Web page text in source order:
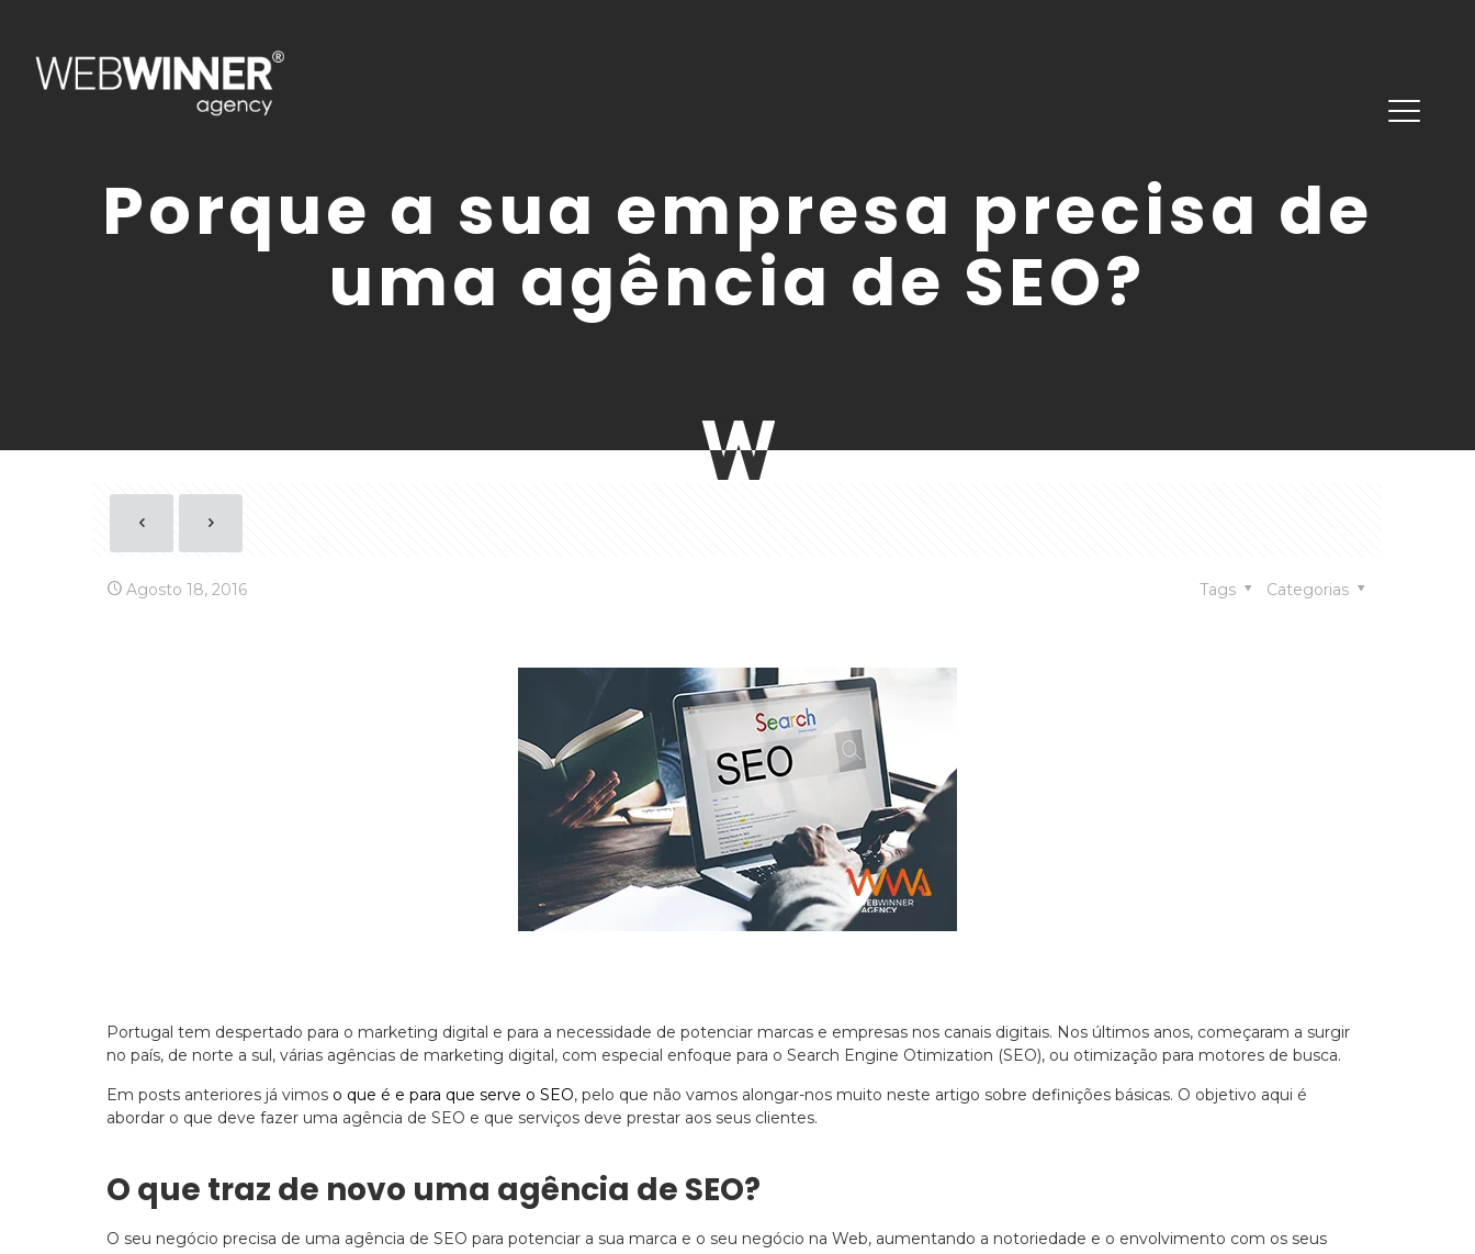
Porque a sua empresa precisa de
uma agência de SEO?
Agosto 18, 2016 Categorias
Tags
Portugal tem despertado para o marketing digital e para a necessidade de potenciar marcas e empresas nos canais digitais. Nos últimos anos, começaram a surgir
no país, de norte a sul, várias agências de marketing digital, com especial enfoque para o Search Engine Otimization (SEO), ou otimização para motores de busca.
Em posts anteriores já vimos o que é e para que serve o SEO, pelo que não vamos alongar-nos muito neste artigo sobre definições básicas. O objetivo aqui é
abordar o que deve fazer uma agência de SEO e que serviços deve prestar aos seus clientes.
O que traz de novo uma agência de SEO?
O seu negócio precisa de uma agência de SEO para potenciar a sua marca e o seu negócio na Web, aumentando a notoriedade e o envolvimento com os seus